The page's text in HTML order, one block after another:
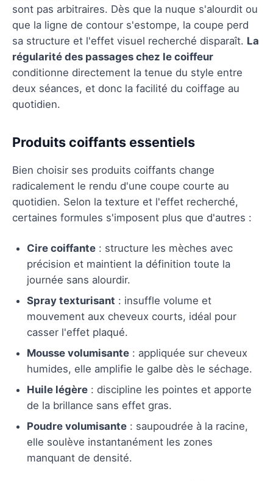
sont pas arbitraires. Dès que la nuque s'alourdit ou
que la ligne de contour s'estompe, la coupe perd
sa structure et l'effet visuel recherché disparaît. La
régularité des passages chez le coiffeur
conditionne directement la tenue du style entre
deux séances, et donc la facilité du coiffage au
quotidien.
Produits coiffants essentiels
Bien choisir ses produits coiffants change
radicalement le rendu d'une coupe courte au
quotidien. Selon la texture et l'effet recherché,
certaines formules s'imposent plus que d'autres :
Cire coiffante : structure les mèches avec
précision et maintient la définition toute la
journée sans alourdir.
Spray texturisant : insuffle volume et
mouvement aux cheveux courts, idéal pour
casser l'effet plaqué.
Mousse volumisante : appliquée sur cheveux
humides, elle amplifie le galbe dès le séchage.
Huile légère : discipline les pointes et apporte
de la brillance sans effet gras.
Poudre volumisante : saupoudrée à la racine,
elle soulève instantanément les zones
manquant de densité.